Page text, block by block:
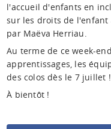
l'accueil d'enfants en
sur les droits de
par Maëva Herriau.
Au terme de ce week-
apprentissages, les
des colos dès le 7 juillet !
À bientôt !